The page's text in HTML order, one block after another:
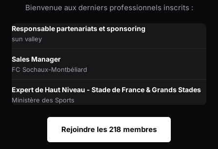
Bienvenue aux derniers professionnels inscrits :
Responsable partenariats et sponsoring
sun valley
Sales Manager
FC Sochaux-Montbéliard
Expert de Haut Niveau - Stade de France & Grands Stades
Ministère des Sports
Rejoindre les 218 membres